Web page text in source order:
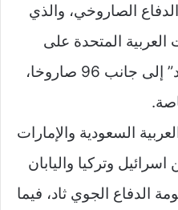
الصاروخي، والذي
المتحدة على
بطاريتي صواريخ من نوع “ثاد” إلى جانب 96 صاروخا،
السعودية والإمارات
وتركيا واليابان
الدفاع الجوي ثاد، فيما